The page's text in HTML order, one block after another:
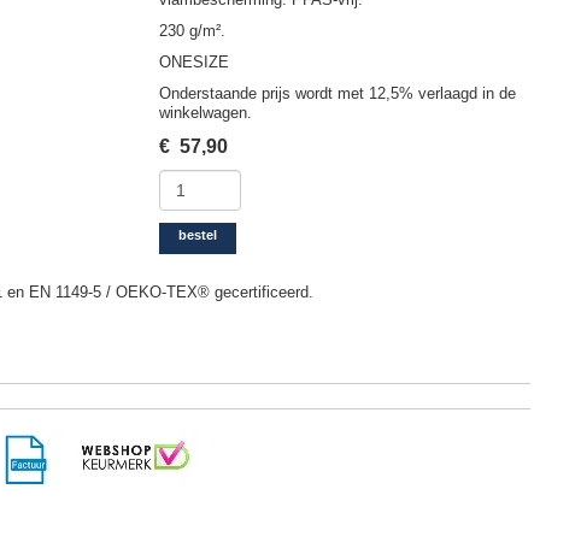
230 g/m².
ONESIZE
Onderstaande prijs wordt met 12,5% verlaagd in de
winkelwagen.
€ 57,90
bestel
EN 1149-5 / OEKO-TEX® gecertificeerd.